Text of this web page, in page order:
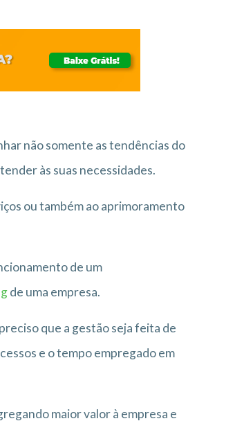
não somente as tendências do
às suas necessidades.
ou também ao aprimoramento
de um
de uma empresa.
que a gestão seja feita de
e o tempo empregado em
maior valor à empresa e